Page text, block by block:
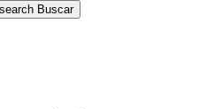
search Buscar